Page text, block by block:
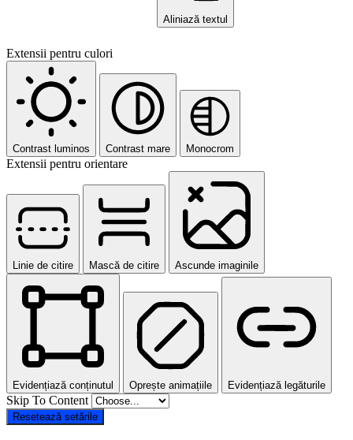
Aliniază textul
Extensii pentru culori
Contrast luminos Contrast mare Monocrom
Extensii pentru orientare
Linie de citire Mască de citire Ascunde imaginile
Evidențiază conținutul Oprește animațiile Evidențiază legăturile
Skip To Content
Resetează setările